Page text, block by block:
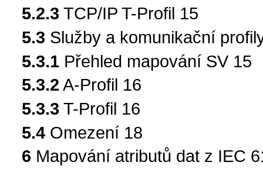
5.2.3 TCP/IP T-Profil 15
5.3 Služby a komunikační
5.3.1 Přehled mapování SV 15
5.3.2 A-Profil 16
5.3.3 T-Profil 16
5.4 Omezení 18
6 Mapování atributů dat z IEC